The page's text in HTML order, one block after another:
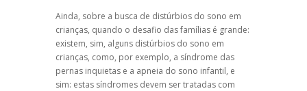
Ainda, sobre a busca de distúrbios do sono em
crianças, quando o desafio das famílias é grande:
existem, sim, alguns distúrbios do sono em
crianças, como, por exemplo, a síndrome das
pernas inquietas e a apneia do sono infantil, e
sim: estas síndromes devem ser tratadas com